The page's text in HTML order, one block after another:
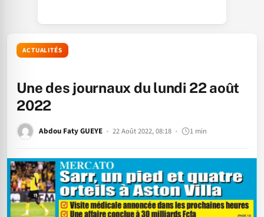
ACTUALITÉS
Une des journaux du lundi 22 août
2022
Abdou Faty GUEYE 22 Août 2022, 08:18 1 min